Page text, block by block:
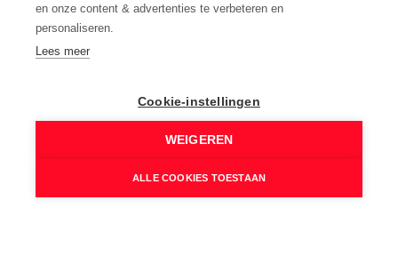
Tel: 056 190 100 - Mail: info@mvastgoed.be
Mindset Real Estate bv - BTW: BE0634994563 -
Toezichthoudende autoriteit: Beroepsinstituut van
Brussel
Land van toekenning is België
BIV Polisnummer 730.390.160 AXA Belgium
en onze content & advertenties te verbeteren en
personaliseren.
Lees meer
Cookie-instellingen
WEIGEREN
ALLE COOKIES TOESTAAN